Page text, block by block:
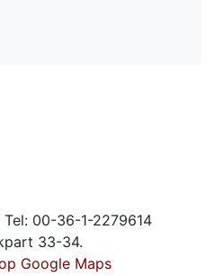
Tel: 00-36-1-2279614
33-34.
Google Maps